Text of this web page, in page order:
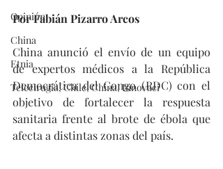
Opinión
China
Etnia
Telecirugía, Chile, China, Innovaci
Por Fabián Pizarro Arcos
China anunció el envío de un equipo
de expertos médicos a la República
Democrática del Congo (RDC) con el
objetivo de fortalecer la respuesta
sanitaria frente al brote de ébola que
afecta a distintas zonas del país.